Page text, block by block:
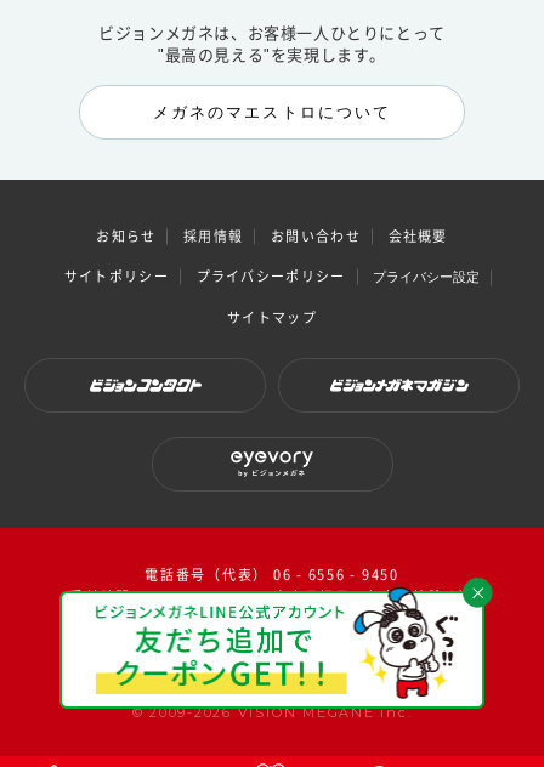
ビジョンメガネは、お客様一人ひとりにとって
"最高の見える"を実現します。
メガネのマエストロについて
お知らせ 採用情報 お問い合わせ 会社概要
サイトポリシー プライバシーポリシー プライバシー設定
サイトマップ
電話番号（代表） 06 - 6556 - 9450
受付時間：10：00～17：00（ 土日祝日・年末年始除く）
© 2009-2026 VISION MEGANE inc.
facebook instagram youtube